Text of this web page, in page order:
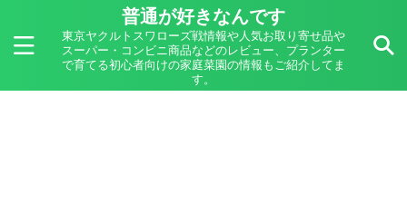
普通が好きなんです
東京ヤクルトスワローズ戦情報や人気お取り寄せ品や
スーパー・コンビニ商品などのレビュー、プランター
で育てる初心者向けの家庭菜園の情報もご紹介してま
す。